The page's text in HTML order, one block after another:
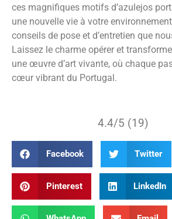
ces magnifiques motifs d’azulejos
une nouvelle vie à votre
conseils de pose et d’entretien que
Laissez le charme opérer et
une œuvre d’art vivante, où chaque
cœur vibrant du Portugal.
4.4/5 (19)
Facebook Twitter
Pinterest LinkedIn